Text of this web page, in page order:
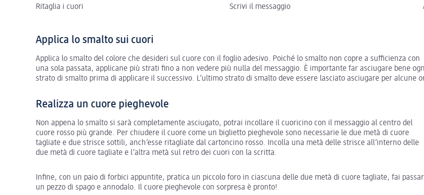
Ritaglia i cuori Scrivi il messaggio
Applica lo smalto sui cuori
Applica lo smalto del colore che desideri sul cuore con il foglio adesivo. Poiché lo smalto non copre a sufficienza con
una sola passata, applicane più strati fino a non vedere più nulla del messaggio. È importante far asciugare bene
strato di smalto prima di applicare il successivo. L’ultimo strato di smalto deve essere lasciato asciugare per alcune
Realizza un cuore pieghevole
Non appena lo smalto si sarà completamente asciugato, potrai incollare il cuoricino con il messaggio al centro del
cuore rosso più grande. Per chiudere il cuore come un biglietto pieghevole sono necessarie le due metà di cuore
tagliate e due strisce sottili, anch’esse ritagliate dal cartoncino rosso. Incolla una metà delle strisce all’interno delle
due metà di cuore tagliate e l’altra metà sul retro dei cuori con la scritta.
Infine, con un paio di forbici appuntite, pratica un piccolo foro in ciascuna delle due metà di cuore tagliate, fai
un pezzo di spago e annodalo. Il cuore pieghevole con sorpresa è pronto!